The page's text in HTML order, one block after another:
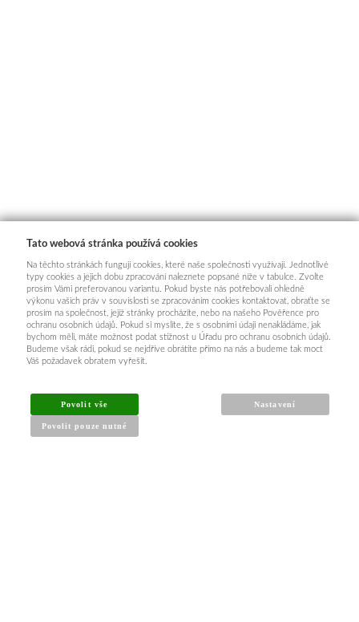
Tato webová stránka používá cookies
Na těchto stránkách fungují cookies, které naše společnosti využívají. Jednotlivé
typy cookies a jejich dobu zpracování naleznete popsané níže v tabulce. Zvolte
prosím Vámi preferovanou variantu. Pokud byste nás potřebovali ohledně
výkonu vašich práv v souvislosti se zpracováním cookies kontaktovat, obraťte se
prosím na společnost, jejíž stránky procházíte, nebo na našeho Pověřence pro
ochranu osobních údajů. Pokud si myslíte, že s osobními údaji nenakládáme, jak
bychom měli, máte možnost podat stížnost u Úřadu pro ochranu osobních údajů.
Budeme však rádi, pokud se nejdříve obrátíte přímo na nás a budeme tak moct
Váš požadavek obratem vyřešit.
Povolit vše
Povolit pouze nutné
Nastavení